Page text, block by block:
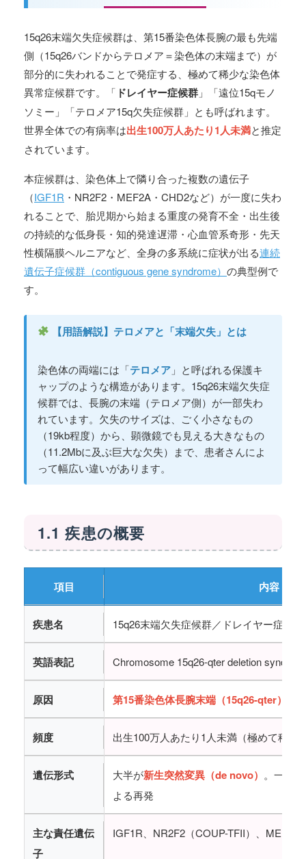
15q26末端欠失症候群は、第15番染色体長腕の最も先端
側（15q26バンドからテロメア＝染色体の末端まで）が
部分的に失われることで発症する、極めて稀少な染色体
異常症候群です。「 ドレイヤー症候群 」「遠位15qモノ
ソミー」「テロメア15q欠失症候群」とも呼ばれます。
世界全体での有病率は出生100万人あたり1人未満と推定
されています。
本症候群は、染色体上で隣り合った複数の遺伝子
（IGF1R ・NR2F2・MEF2A・CHD2など）が一度に失わ
れることで、胎児期から始まる重度の発育不全・出生後
の持続的な低身長・知的発達遅滞・心血管系奇形・先天
性横隔膜ヘルニアなど、全身の多系統に症状が出る連続
遺伝子症候群（contiguous gene syndrome） の典型例で
す。
【用語解説】テロメアと「末端欠失」とは
染色体の両端には「テロメア 」と呼ばれる保護キ
ャップのような構造があります。15q26末端欠失症
候群では、長腕の末端（テロメア側）が一部失わ
れています。欠失のサイズは、ごく小さなもの
（19kb程度）から、顕微鏡でも見える大きなもの
（11.2Mbに及ぶ巨大な欠失）まで、患者さんによ
って幅広い違いがあります。
1.1 疾患の概要
項目 内容
疾患名 15q26末端欠失症候群／ドレイヤー症候群
英語表記 Chromosome 15q26-qter deletion
原因 第15番染色体長腕末端（15q26-qter）の
頻度 出生100万人あたり1人未満（極めて稀少
遺伝形式 大半が新生突然変異（de novo） 。一部
よる再発
主な責任遺伝
子
IGF1R、NR2F2（COUP-TFII）、MEF2A